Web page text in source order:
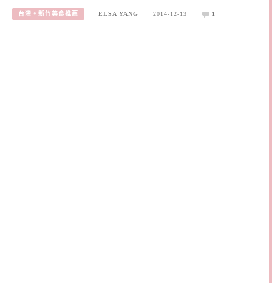
台灣。新竹美食推薦 ELSA YANG 2014-12-13 1